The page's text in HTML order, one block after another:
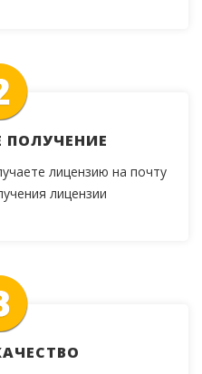
ПОЛУЧЕНИЕ
лицензию на почту
лицензии